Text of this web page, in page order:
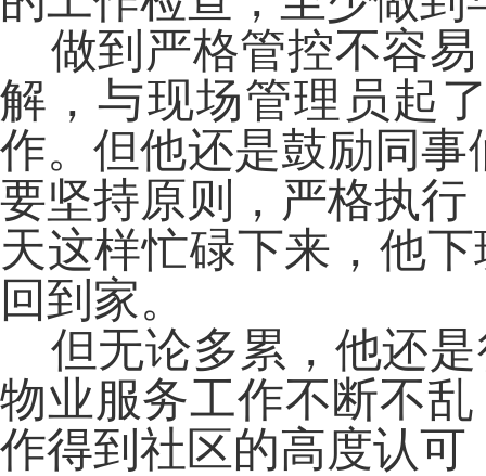
做到严格管控不容易
解，与现场管理员起
作。但他还是鼓励同
要坚持原则，严格执
天这样忙碌下来，他
回到家。
但无论多累，他还是
物业服务工作不断不
作得到社区的高度认可